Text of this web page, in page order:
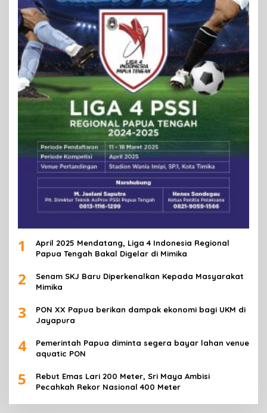
1
April 2025 Mendatang, Liga 4 Indonesia Regional
Papua Tengah Bakal Digelar di Mimika
2
Senam SKJ Baru Diperkenalkan Kepada Masyarakat
Mimika
3
PON XX Papua berikan dampak ekonomi bagi UKM di
Jayapura
4
Pemerintah Papua diminta segera bayar lahan venue
aquatic PON
5
Rebut Emas Lari 200 Meter, Sri Maya Ambisi
Pecahkah Rekor Nasional 400 Meter